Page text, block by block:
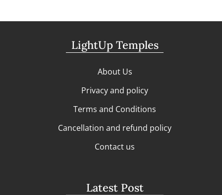
LightUp Temples
About Us
Privacy and policy
Terms and Conditions
Cancellation and refund policy
Contact us
Latest Post